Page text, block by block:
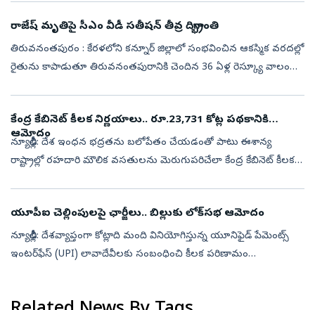
రాజేష్‌ మృతిపై సీఎం వీడీ సతీషన్ తీవ్ర దిగ్భ్రాంతి
తిరువనంతపురం : కేరళలోని కన్నూర్ జిల్లాలో సంభవించిన ఆకస్మిక వరదల్లో
రైతును కాపాడుతూ తిరువనంతపురానికి చెందిన 36 ఏళ్ల రెస్క్యూ వాలంటీర్
కేంద్ర కేబినెట్‌ కీలక నిర్ణయాలు.. రూ.23,731 కోట్ల పథకానికి
ఆమోదం
న్యూఢిల్లీ: దేశ ఇంధన భద్రతను బలోపేతం చేయడంతో పాటు ఈశాన్య
రాష్ట్రాల్లో రహదారి మౌలిక వసతులను మెరుగుపరిచేలా కేంద్ర కేబినెట్‌ కీలక
యూపీఐ చెల్లింపులపై ఛార్జీలు.. బిల్లుకు లోక్‌సభ ఆమోదం
న్యూఢిల్లీ: దేశవ్యాప్తంగా కోట్లాది మంది వినియోగిస్తున్న యూనిఫైడ్ పేమెంట్స్
ఇంటర్‌ఫేస్ (UPI) లావాదేవీలకు సంబంధించి కీలక పరిణామం